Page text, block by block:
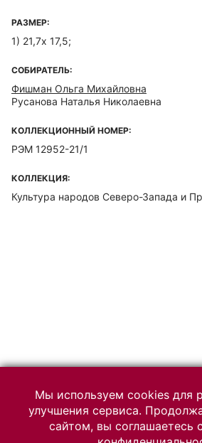
РАЗМЕР:
1) 21,7х 17,5;
СОБИРАТЕЛЬ:
Фишман Ольга Михайловна
Русанова Наталья Николаевна
КОЛЛЕКЦИОННЫЙ НОМЕР:
РЭМ 12952-21/1
КОЛЛЕКЦИЯ:
Культура народов Северо-Запада и
Мы используем cookies для
улучшения сервиса.
сайтом, вы соглашаетесь с